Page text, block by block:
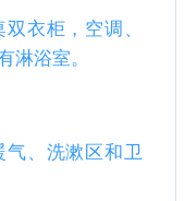
衣柜，空调、
淋浴室。
气、洗漱区和卫